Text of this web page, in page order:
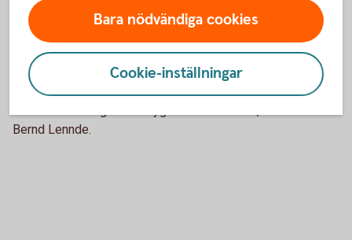
med inflyttning och många unga familjer skapar Mötesplats
Lenavallen goda förutsättningar för fortsatt utveckling –
och för ytterligare 75 år av gemenskap.
– Vi är väldigt tacksamma för stödet från
Sparbankstiftelsen Alingsås. Det ger oss kraft att fortsätta
Bernd Lennde.
Bara nödvändiga cookies
Cookie-inställningar